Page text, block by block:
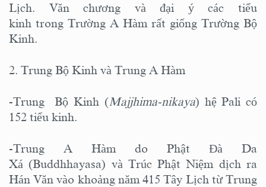
Lịch. Văn chương và đại ý các tiểu
kinh trong Trường A Hàm rất giống Trường Bộ
Kinh.
2. Trung Bộ Kinh và Trung A Hàm
-Trung Bộ Kinh (Majjhima-nikaya) hệ Pali có
152 tiểu kinh.
-Trung A Hàm do Phật Đà Da
Xá (Buddhhayasa) và Trúc Phật Niệm dịch ra
Hán Văn vào khoảng năm 415 Tây Lịch từ Trung